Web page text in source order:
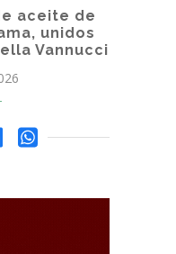
aceite de
unidos
Vannucci